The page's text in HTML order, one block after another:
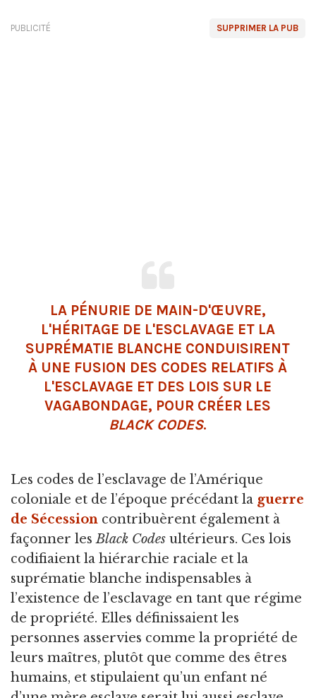
SUPPRIMER LA PUB
PUBLICITÉ
LA PÉNURIE DE MAIN-D'ŒUVRE,
L'HÉRITAGE DE L'ESCLAVAGE ET LA
SUPRÉMATIE BLANCHE CONDUISIRENT
À UNE FUSION DES CODES RELATIFS À
L'ESCLAVAGE ET DES LOIS SUR LE
VAGABONDAGE, POUR CRÉER LES
BLACK CODES.
Les codes de l’esclavage de l’Amérique
coloniale et de l’époque précédant la guerre
de Sécession contribuèrent également à
façonner lesBlack Codes ultérieurs. Ces lois
codifiaient la hiérarchie raciale et la
suprématie blanche indispensables à
l’existence de l’esclavage en tant que régime
de propriété. Elles définissaient les
personnes asservies comme la propriété de
leurs maîtres, plutôt que comme des êtres
humains, et stipulaient qu’un enfant né